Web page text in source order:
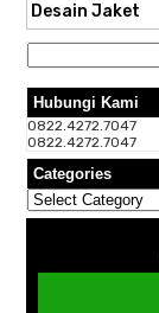
Desain Jaket
for:
Hubungi Kami
0822.4272.7047
0822.4272.7047
Categories
Categories